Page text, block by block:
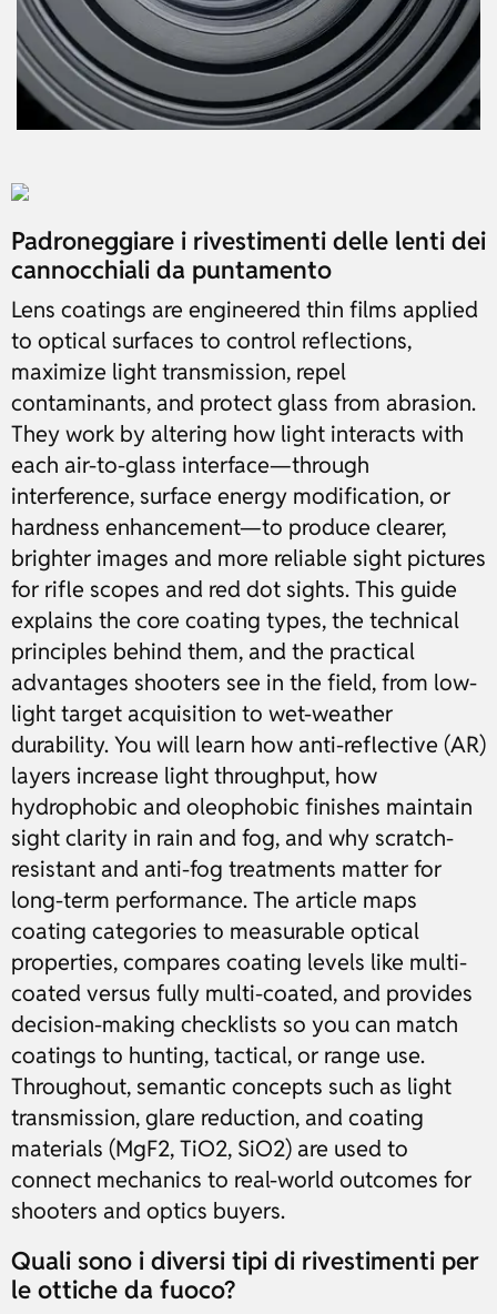
Padroneggiare i rivestimenti delle lenti dei
cannocchiali da puntamento
Lens coatings are engineered thin films applied
to optical surfaces to control reflections,
maximize light transmission, repel
contaminants, and protect glass from abrasion.
They work by altering how light interacts with
each air-to-glass interface—through
interference, surface energy modification, or
hardness enhancement—to produce clearer,
brighter images and more reliable sight pictures
for rifle scopes and red dot sights. This guide
explains the core coating types, the technical
principles behind them, and the practical
advantages shooters see in the field, from low-
light target acquisition to wet-weather
durability. You will learn how anti-reflective (AR)
layers increase light throughput, how
hydrophobic and oleophobic finishes maintain
sight clarity in rain and fog, and why scratch-
resistant and anti-fog treatments matter for
long-term performance. The article maps
coating categories to measurable optical
properties, compares coating levels like multi-
coated versus fully multi-coated, and provides
decision-making checklists so you can match
coatings to hunting, tactical, or range use.
Throughout, semantic concepts such as light
transmission, glare reduction, and coating
materials (MgF2, TiO2, SiO2) are used to
connect mechanics to real-world outcomes for
shooters and optics buyers.
Quali sono i diversi tipi di rivestimenti per
le ottiche da fuoco?